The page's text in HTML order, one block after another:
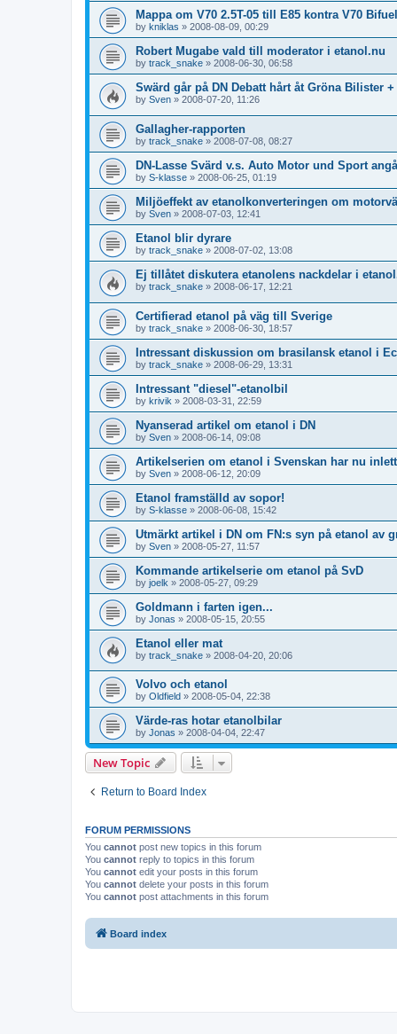
Mappa om V70 2.5T-05 till E85 kontra V70
by kniklas » 2008-08-09, 00:29
Robert Mugabe vald till moderator i etanol.nu
by track_snake » 2008-06-30, 06:58
Swärd går på DN Debatt hårt åt Gröna Bilister
by Sven » 2008-07-20, 11:26
Gallagher-rapporten
by track_snake » 2008-07-08, 08:27
DN-Lasse Svärd v.s. Auto Motor und Sport
by S-klasse » 2008-06-25, 01:19
Miljöeffekt av etanolkonverteringen om
by Sven » 2008-07-03, 12:41
Etanol blir dyrare
by track_snake » 2008-07-02, 13:08
Ej tillåtet diskutera etanolens nackdelar i
by track_snake » 2008-06-17, 12:21
Certifierad etanol på väg till Sverige
by track_snake » 2008-06-30, 18:57
Intressant diskussion om brasilansk etanol i
by track_snake » 2008-06-29, 13:31
Intressant "diesel"-etanolbil
by krivik » 2008-03-31, 22:59
Nyanserad artikel om etanol i DN
by Sven » 2008-06-14, 09:08
Artikelserien om etanol i Svenskan har nu
by Sven » 2008-06-12, 20:09
Etanol framställd av sopor!
by S-klasse » 2008-06-08, 15:42
Utmärkt artikel i DN om FN:s syn på etanol av
by Sven » 2008-05-27, 11:57
Kommande artikelserie om etanol på SvD
by joelk » 2008-05-27, 09:29
Goldmann i farten igen...
by Jonas » 2008-05-15, 20:55
Etanol eller mat
by track_snake » 2008-04-20, 20:06
Volvo och etanol
by Oldfield » 2008-05-04, 22:38
Värde-ras hotar etanolbilar
by Jonas » 2008-04-04, 22:47
New Topic
Return to Board Index
FORUM PERMISSIONS
You cannot post new topics in this forum
You cannot reply to topics in this forum
You cannot edit your posts in this forum
You cannot delete your posts in this forum
You cannot post attachments in this forum
Board index